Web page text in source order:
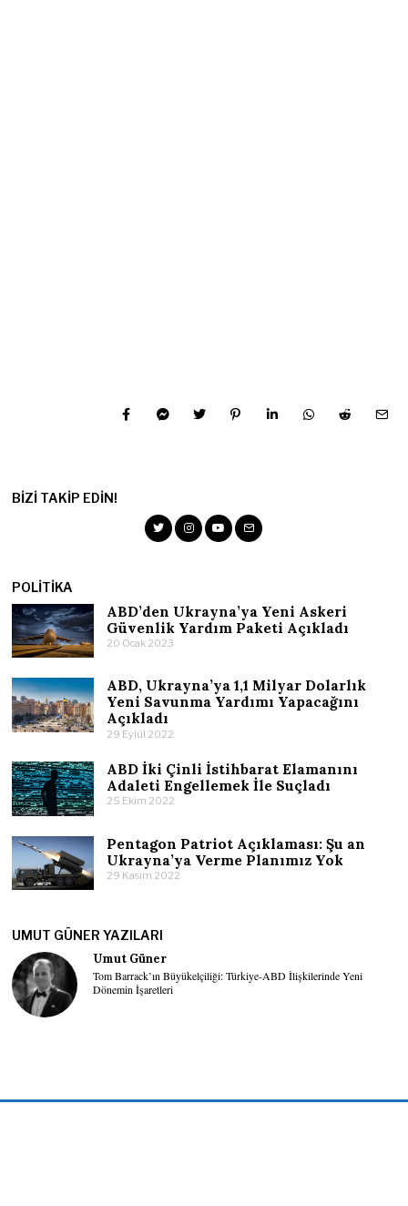
BIZI TAKIP EDIN!
POLITIKA
ABD’den Ukrayna’ya Yeni Askeri
Güvenlik Yardım Paketi Açıkladı
20 Ocak 2023
ABD, Ukrayna’ya 1,1 Milyar Dolarlık
Yeni Savunma Yardımı Yapacağını
Açıkladı
29 Eylül 2022
ABD İki Çinli İstihbarat Elamanını
Adaleti Engellemek İle Suçladı
25 Ekim 2022
Pentagon Patriot Açıklaması: Şu an
Ukrayna’ya Verme Planımız Yok
29 Kasım 2022
UMUT GÜNER YAZILARI
Umut Güner
Tom Barrack’ın Büyükelçiliği: Türkiye-ABD İlişkilerinde Yeni
Dönemin İşaretleri